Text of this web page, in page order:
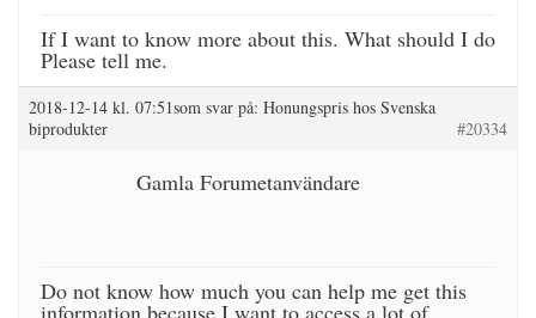
If I want to know more about this. What should I do
Please tell me.
2018-12-14 kl. 07:51som svar på: Honungspris hos Svenska
biprodukter
#20334
Gamla Forumetanvändare
Do not know how much you can help me get this
information because I want to access a lot of